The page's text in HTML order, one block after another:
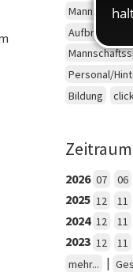
Aufbruch
Personal/
Bildung
Zeitraum
2026 07 06
2025 12 11
2024 12 11
2023 12 11
mehr...
|